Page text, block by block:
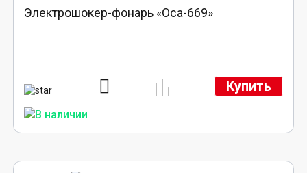
Электрошокер-фонарь «Оса-669»
Купить